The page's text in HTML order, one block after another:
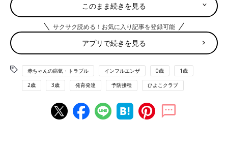
め、使用したワクチンの株からウイルスが変異してしまい、ワク
チンの効果が弱まってしまう可能性が出てきます」
製造途中にウイルスが変異
「インフルエンザワクチンは、感染した人の鼻水などから分離し
たウイルスを、ニワトリの受精卵を使って増殖し、回収したもの
を処理して製造します。インフルエンザウイルスは、受精卵内で
株が一致していても、ワクチンになったときに変異していて効果
が弱まっているということもあるのです」
このまま続きを見る
サクサク読める！お気に入り記事を登録可能
アプリで続きを見る
赤ちゃんの病気・トラブル インフルエンザ 0歳 1歳
2歳 3歳 発育発達 予防接種 ひよこクラブ